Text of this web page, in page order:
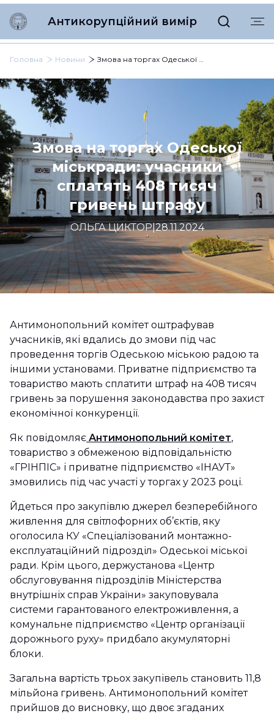
Антикорупційний вимір
Головна Новини Змова на торгах Одеської міськради: учасники сплатять 408 тисяч гривень штрафу
Змова на торгах Одеської
міськради: учасники
сплатять 408 тисяч
гривень штрафу
ОЛЬГА ЦИКТОР|28.11.2024
Антимонопольний комітет оштрафував
учасників, які вдались до змови під час
проведення торгів Одеською міською радою та
іншими установами. Приватне підприємство та
товариство мають сплатити штраф на 408 тисяч
гривень за порушення законодавства про захист
економічної конкуренції.
Як повідомляє Антимонопольний комітет,
товариство з обмеженою відповідальністю
«ГРІНПІС» і приватне підприємство «ІНАУТ»
змовились під час участі у торгах у 2023 році.
Йдеться про закупівлю джерел безперебійного
живлення для світлофорних об’єктів, яку
оголосила КУ «Спеціалізований монтажно-
експлуатаційний підрозділ» Одеської міської
ради. Крім цього, держустанова «Центр
обслуговування підрозділів Міністерства
внутрішніх справ України» закуповувала
системи гарантованого електроживлення, а
комунальне підприємство «Центр організації
дорожнього руху» придбало акумуляторні
блоки.
Загальна вартість трьох закупівель становить 11,8
мільйона гривень. Антимонопольний комітет
прийшов до висновку, що двоє згаданих